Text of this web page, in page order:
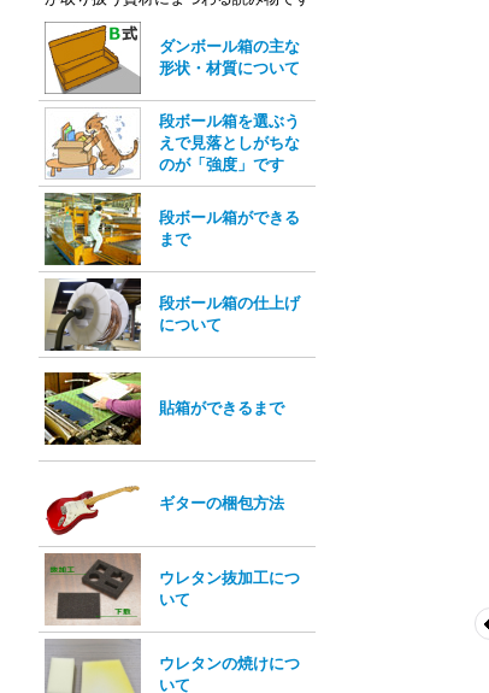
ダンボール箱の主な
形状・材質について
段ボール箱を選ぶう
えで見落としがちな
のが「強度」です
段ボール箱ができる
まで
段ボール箱の仕上げ
について
貼箱ができるまで
ギターの梱包方法
ウレタン抜加工につ
いて
ウレタンの焼けにつ
いて